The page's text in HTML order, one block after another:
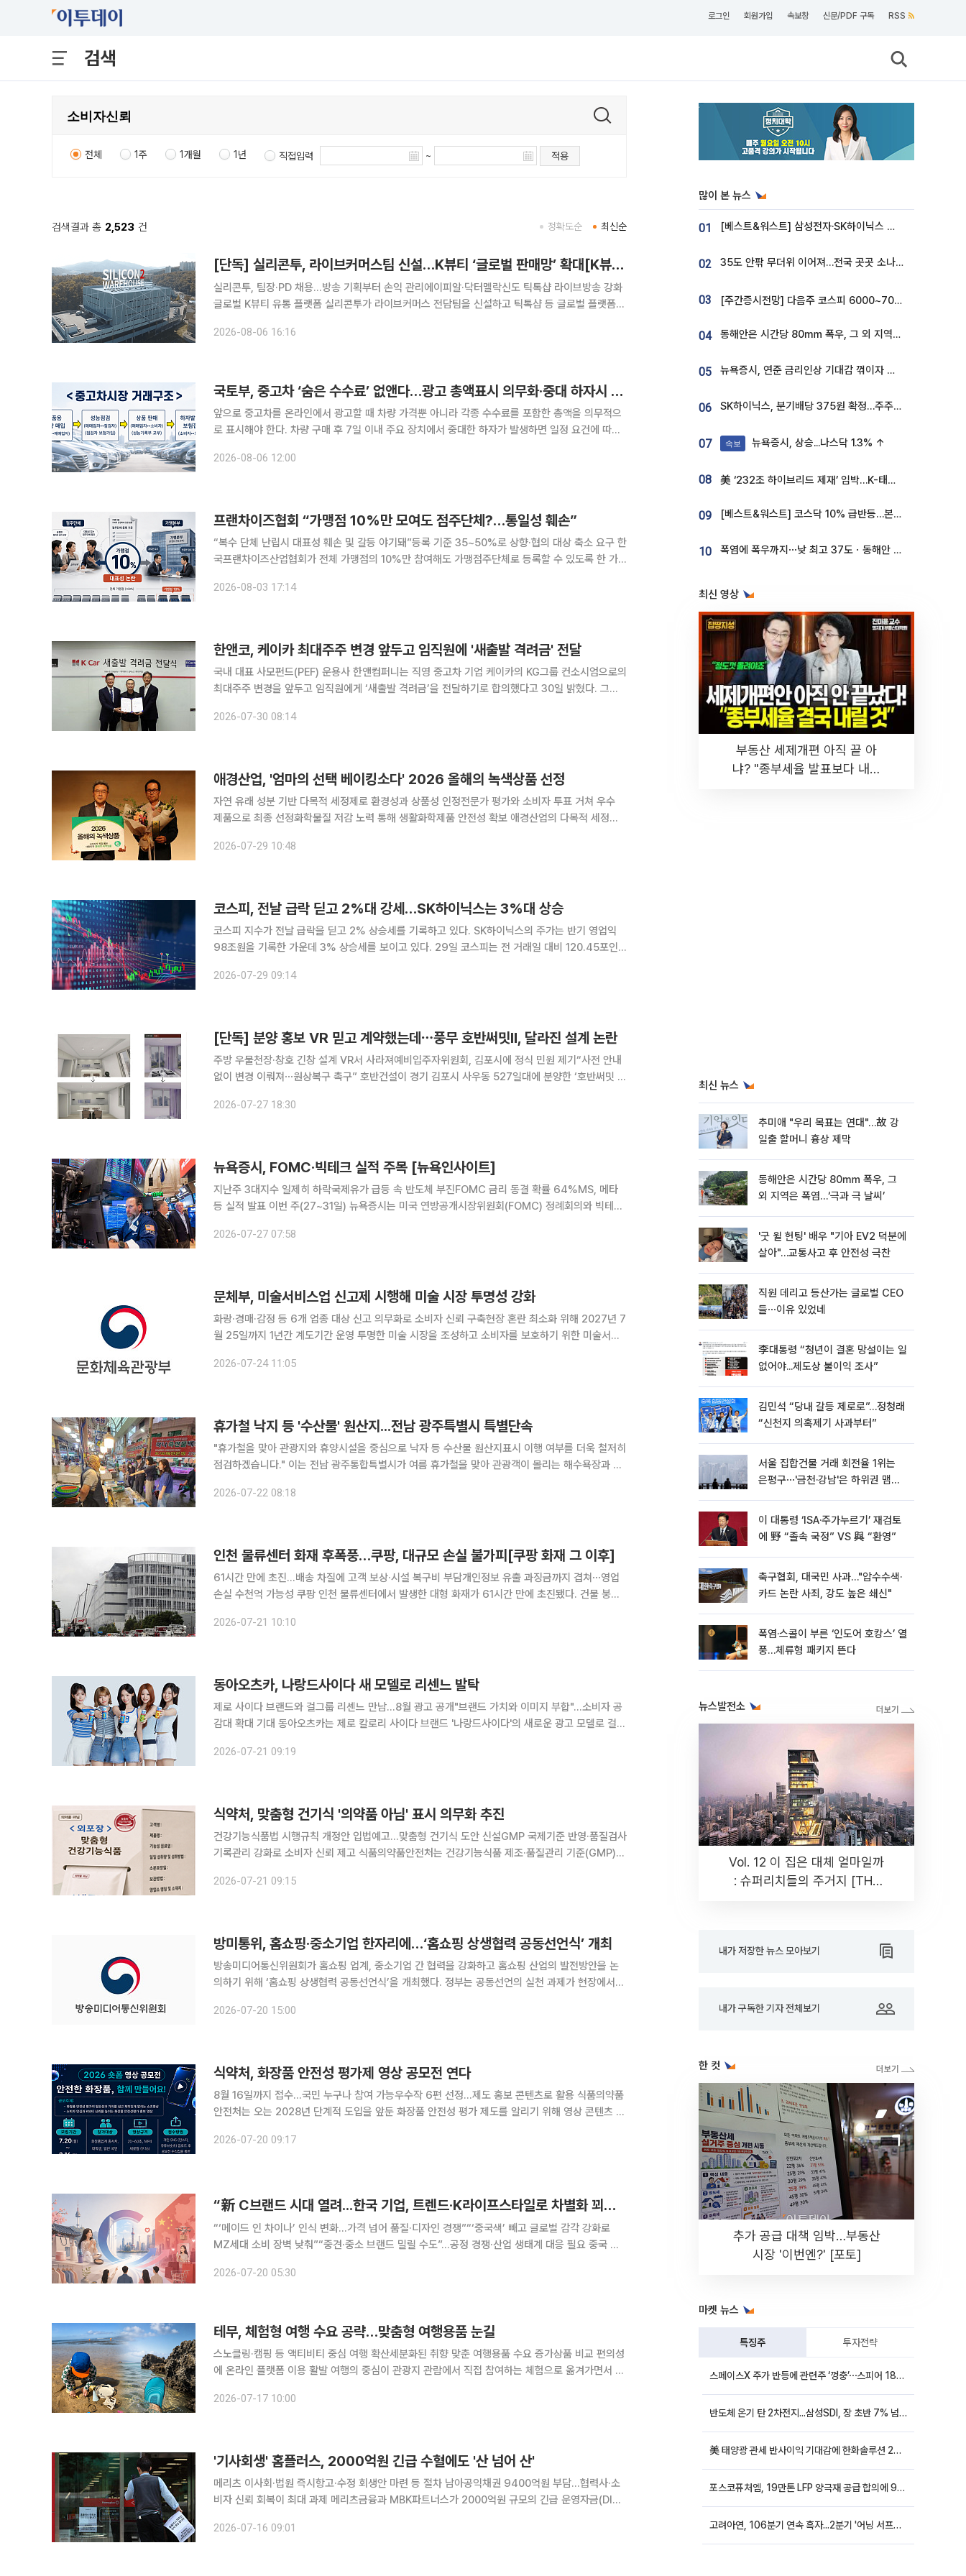
로그인 회원가입 속보창 신문/PDF 구독 RSS
검색
전체 1주 1개월 1년 직접입력 ~ 적용
검색결과 총 2,523 건 최신순
정확도순
[단독] 실리콘투, 라이브커머스팀 신설…K뷰티 ‘글로벌 판매망’ 확대[K뷰티 라방戰]
실리콘투, 팀장·PD 채용…방송 기획부터 손익 관리에이피알·닥터멜락신도 틱톡샵 라이브방송 강화
글로벌 K뷰티 유통 플랫폼 실리콘투가 라이브커머스 전담팀을 신설하고 틱톡샵 등 글로벌 플랫폼을
방송 기획과 상품 구성, 출연자 섭외, 손익 관리까지 직접 맡으며
2026-08-06 16:16
국토부, 중고차 ‘숨은 수수료’ 없앤다…광고 총액표시 의무화·중대 하자시 계약해제
앞으로 중고차를 온라인에서 광고할 때 차량 가격뿐 아니라 각종 수수료를 포함한 총액을 의무적으
로 표시해야 한다. 차량 구매 후 7일 이내 주요 장치에서 중대한 하자가 발생하면 일정 요건에 따라
쳐 이 같은 내용을 담은 ‘중고차 소비자 보호 대책’을 발표했다.
2026-08-06 12:00
프랜차이즈협회 “가맹점 10%만 모여도 점주단체?…통일성 훼손”
“복수 단체 난립시 대표성 훼손 및 갈등 야기돼”등록 기준 35~50%로 상향·협의 대상 축소 요구 한
국프랜차이즈산업협회가 전체 가맹점의 10%만 참여해도 가맹점주단체로 등록할 수 있도록 한 가
맹본부의 경영 판단까지 협의 대상에 포함되면 프랜차이즈 브랜드의 통일
2026-08-03 17:14
한앤코, 케이카 최대주주 변경 앞두고 임직원에 '새출발 격려금' 전달
국내 대표 사모펀드(PEF) 운용사 한앤컴퍼니는 직영 중고차 기업 케이카의 KG그룹 컨소시엄으로의
최대주주 변경을 앞두고 임직원에게 ‘새출발 격려금’을 전달하기로 합의했다고 30일 밝혔다. 그간
2018년 SK엔카 직영사업부를 인수한 뒤 독자 브랜드 케이카로 재
2026-07-30 08:14
애경산업, '엄마의 선택 베이킹소다' 2026 올해의 녹색상품 선정
자연 유래 성분 기반 다목적 세정제로 환경성과 상품성 인정전문가 평가와 소비자 투표 거쳐 우수
제품으로 최종 선정화학물질 저감 노력 통해 생활화학제품 안전성 확보 애경산업의 다목적 세정제
애경산업은 자연 유래 성분 기반 다목적 세정제 엄마의 선택 베이킹소다가
2026-07-29 10:48
코스피, 전날 급락 딛고 2%대 강세…SK하이닉스는 3%대 상승
코스피 지수가 전날 급락을 딛고 2% 상승세를 기록하고 있다. SK하이닉스의 주가는 반기 영업익
98조원을 기록한 가운데 3% 상승세를 보이고 있다. 29일 코스피는 전 거래일 대비 120.45포인
중 한때 6144.11까지 오르기도 했으나
2026-07-29 09:14
[단독] 분양 홍보 VR 믿고 계약했는데⋯풍무 호반써밋Ⅱ, 달라진 설계 논란
주방 우물천장·창호 긴창 설계 VR서 사라져예비입주자위원회, 김포시에 정식 민원 제기“사전 안내
없이 변경 이뤄져⋯원상복구 촉구” 호반건설이 경기 김포시 사우동 527일대에 분양한 ‘호반써밋 풍
·VR)와 실제 설계 내용이 일부 달라졌다는 입주예정자들의 민원이
2026-07-27 18:30
뉴욕증시, FOMC·빅테크 실적 주목 [뉴욕인사이트]
지난주 3대지수 일제히 하락국제유가 급등 속 반도체 부진FOMC 금리 동결 확률 64%MS, 메타
등 실적 발표 이번 주(27~31일) 뉴욕증시는 미국 연방공개시장위원회(FOMC) 정례회의와 빅테크
했고 S&P500지수와 나스닥지수는 각각 0.6%, 2.1
2026-07-27 07:58
문체부, 미술서비스업 신고제 시행해 미술 시장 투명성 강화
화랑·경매·감정 등 6개 업종 대상 신고 의무화로 소비자 신뢰 구축현장 혼란 최소화 위해 2027년 7
월 25일까지 1년간 계도기간 운영 투명한 미술 시장을 조성하고 소비자를 보호하기 위한 미술서비
로 하는 미술서비스업 신고제를 시행한다고 24일 밝혔다. 이
2026-07-24 11:05
휴가철 낙지 등 '수산물' 원산지...전남 광주특별시 특별단속
"휴가철을 맞아 관광지와 휴양시설을 중심으로 낙자 등 수산물 원산지표시 이행 여부를 더욱 철저히
점검하겠습니다." 이는 전남 광주통합특별시가 여름 휴가철을 맞아 관광객이 몰리는 해수욕장과 물
오다. 31일까지 관광지 일대 음식점과 수산물 판매시설을 중심으로 원
2026-07-22 08:18
인천 물류센터 화재 후폭풍…쿠팡, 대규모 손실 불가피[쿠팡 화재 그 이후]
61시간 만에 초진…배송 차질에 고객 보상·시설 복구비 부담개인정보 유출 과징금까지 겹쳐⋯영업
손실 수천억 가능성 쿠팡 인천 물류센터에서 발생한 대형 화재가 61시간 만에 초진됐다. 건물 붕괴
2026-07-21 10:10
동아오츠카, 나랑드사이다 새 모델로 리센느 발탁
제로 사이다 브랜드와 걸그룹 리센느 만남…8월 광고 공개"브랜드 가치와 이미지 부합"…소비자 공
감대 확대 기대 동아오츠카는 제로 칼로리 사이다 브랜드 '나랑드사이다'의 새로운 광고 모델로 걸그
자신들만의 존재감을 넓혀가고 있는 걸그룹이다. 동아오츠카는 화
2026-07-21 09:19
식약처, 맞춤형 건기식 '의약품 아님' 표시 의무화 추진
건강기능식품법 시행규칙 개정안 입법예고…맞춤형 건기식 도안 신설GMP 국제기준 반영·품질검사
기록관리 강화로 소비자 신뢰 제고 식품의약품안전처는 건강기능식품 제조·품질관리 기준(GMP)을
2026-07-21 09:15
방미통위, 홈쇼핑·중소기업 한자리에…‘홈쇼핑 상생협력 공동선언식’ 개최
방송미디어통신위원회가 홈쇼핑 업계, 중소기업 간 협력을 강화하고 홈쇼핑 산업의 발전방안을 논
의하기 위해 ‘홈쇼핑 상생협력 공동선언식’을 개최했다. 정부는 공동선언의 실천 과제가 현장에서
와 협력 중소기업 등이 참석한 가운데 이같은 내용의 공동선언식을 열고 공
2026-07-20 15:00
식약처, 화장품 안전성 평가제 영상 공모전 연다
8월 16일까지 접수…국민 누구나 참여 가능우수작 6편 선정…제도 홍보 콘텐츠로 활용 식품의약품
안전처는 오는 2028년 단계적 도입을 앞둔 화장품 안전성 평가 제도를 알리기 위해 영상 콘텐츠 공
제도의 필요성과 소비자 신뢰 제고, K-뷰티 경쟁력 강화를 주제로
2026-07-20 09:17
“新 C브랜드 시대 열려...한국 기업, 트렌드·K라이프스타일로 차별화 꾀해야”(전문가 제언)[K-유통 차이나 인베이전]
“‘메이드 인 차이나’ 인식 변화...가격 넘어 품질·디자인 경쟁”“‘중국색’ 빼고 글로벌 감각 강화로
MZ세대 소비 장벽 낮춰”“중견·중소 브랜드 밀릴 수도”...공정 경쟁·산업 생태계 대응 필요 중국 브
차별화와 소비자 경험을 둘러싼 경쟁으로 전환될 것으로
2026-07-20 05:30
테무, 체험형 여행 수요 공략…맞춤형 여행용품 눈길
스노클링·캠핑 등 액티비티 중심 여행 확산세분화된 취향 맞춘 여행용품 수요 증가상품 비교 편의성
에 온라인 플랫폼 이용 활발 여행의 중심이 관광지 관람에서 직접 참여하는 체험으로 옮겨가면서 테
먼저 정한 뒤 자신의 취향과 목적에 맞는 제품을 온라인에서 비교·구매하
2026-07-17 10:00
'기사회생' 홈플러스, 2000억원 긴급 수혈에도 '산 넘어 산'
메리츠 이사회·법원 즉시항고·수정 회생안 마련 등 절차 남아공익채권 9400억원 부담…협력사·소
비자 신뢰 회복이 최대 과제 메리츠금융과 MBK파트너스가 2000억원 규모의 긴급 운영자금(DIP)
원이 곧 정상화를 의미하는 것은 아니다. 메리츠 이사회 승인과 법원
2026-07-16 09:01
많이 본 뉴스
01 [베스트&워스트] 삼성전자·SK하이닉스 밀린 한 주…상상인증권은 85% 급등
02 35도 안팎 무더위 이어져…전국 곳곳 소나기 [오늘 날씨]
03 [주간증시전망] 다음주 코스피 6000~7000⋯“外人 수급은 정책이 변수”
04 동해안은 시간당 80㎜ 폭우, 그 외 지역은 폭염…‘극과 극 날씨’
05 뉴욕증시, 연준 금리인상 기대감 꺾이자 상승...S&P500 사상 최고치 [종합]
06 SK하이닉스, 분기배당 375원 확정…주주환원책 9월로 앞당겨 발표
07 속보 뉴욕증시, 상승...나스닥 1.3% ↑
08 美 ‘232조 하이브리드 제재’ 임박…K-태양광, 불확실성 털고 날개 다나
09 [베스트&워스트] 코스닥 10% 급반등…본느, 최대주주 변경 기대에 270% 폭등
10 폭염에 폭우까지⋯낮 최고 37도ㆍ동해안 강한 비 [날씨]
최신 영상
부동산 세제개편 아직 끝 아
냐? "종부세율 발표보다 내릴
최신 뉴스
추미애 "우리 목표는 연대"…故 강
일출 할머니 흉상 제막
동해안은 시간당 80㎜ 폭우, 그
외 지역은 폭염…‘극과 극 날씨’
'굿 윌 헌팅' 배우 "기아 EV2 덕분에
살아"…교통사고 후 안전성 극찬
직원 데리고 등산가는 글로벌 CEO
들⋯이유 있었네
李대통령 “청년이 결혼 망설이는 일
없어야...제도상 불이익 조사”
김민석 “당내 갈등 제로로”…정청래
“신천지 의혹제기 사과부터”
서울 집합건물 거래 회전율 1위는
은평구⋯'금천·강남'은 하위권 맴돌
이 대통령 ‘ISA·주가누르기’ 재검토
에 野 “졸속 국정” VS 與 “환영”
축구협회, 대국민 사과…"압수수색·
카드 논란 사죄, 강도 높은 쇄신"
폭염·스콜이 부른 ‘인도어 호캉스’ 열
풍…체류형 패키지 뜬다
뉴스발전소
Vol. 12 이 집은 대체 얼마일까
: 슈퍼리치들의 주거지 [THE
내가 저장한 뉴스 모아보기
내가 구독한 기자 전체보기
한 컷
추가 공급 대책 임박…부동산
시장 '이번엔?' [포토]
마켓 뉴스
특징주 투자전략
스페이스X 주가 반등에 관련주 ‘껑충’⋯스피어 18%ㆍ에이치브이엠 12%↑
반도체 온기 탄 2차전지...삼성SDI, 장 초반 7% 넘게 껑충
美 태양광 관세 반사이익 기대감에 한화솔루션 20%대·OCI홀딩스 14%대 급등
포스코퓨처엠, 19만톤 LFP 양극재 공급 합의에 9%대 강세
고려아연, 106분기 연속 흑자...2분기 '어닝 서프라이즈'에 장 초반 12%대 강세